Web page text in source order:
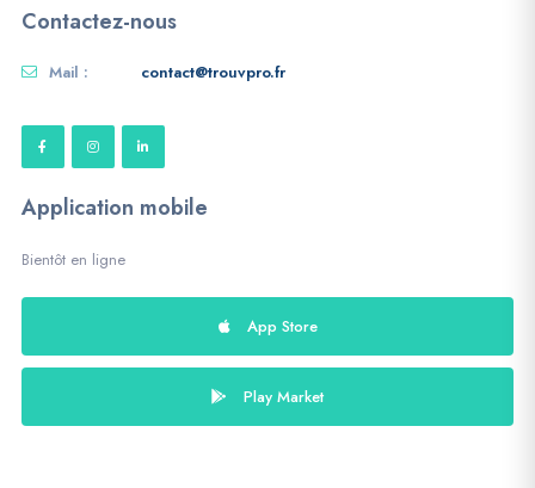
Contactez-nous
Mail : contact@trouvpro.fr
Application mobile
Bientôt en ligne
App Store
Play Market